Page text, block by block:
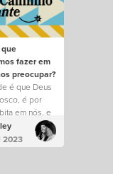
fazer em
preocupar?
é que Deus
é por
em nós, e
muda tudo.
2023